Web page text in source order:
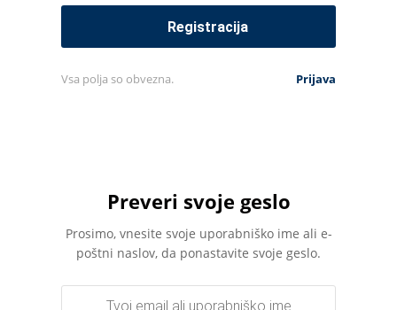
Vsa polja so obvezna. Prijava
Preveri svoje geslo
Prosimo, vnesite svoje uporabniško ime ali e-
poštni naslov, da ponastavite svoje geslo.